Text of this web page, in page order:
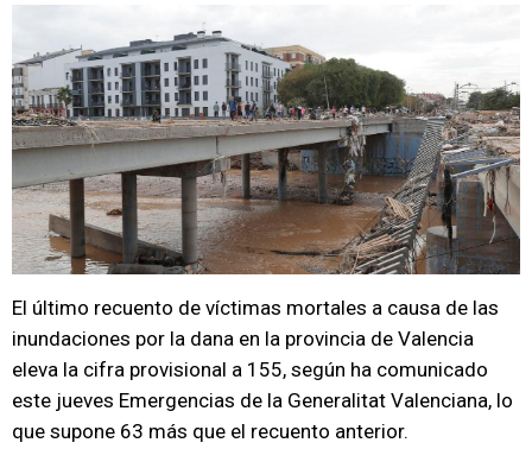
El último recuento de víctimas mortales a causa de las
inundaciones por la dana en la provincia de Valencia
eleva la cifra provisional a 155, según ha comunicado
este jueves Emergencias de la Generalitat Valenciana, lo
que supone 63 más que el recuento anterior.